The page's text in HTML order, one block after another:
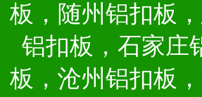
板，随州铝扣板
铝扣板，石家庄
板，沧州铝扣板